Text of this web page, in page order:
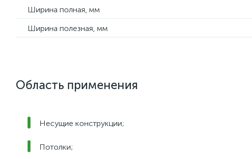
Ширина полная, мм
Ширина полезная, мм
Область применения
Несущие конструкции;
Потолки;